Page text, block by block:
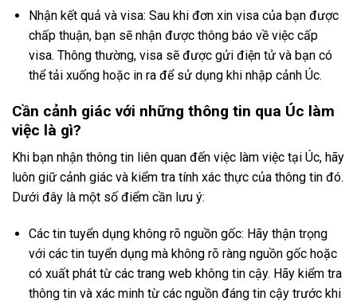
Nhận kết quả và visa: Sau khi đơn xin visa của bạn được
chấp thuận, bạn sẽ nhận được thông báo về việc cấp
visa. Thông thường, visa sẽ được gửi điện tử và bạn có
thể tải xuống hoặc in ra để sử dụng khi nhập cảnh Úc.
Cần cảnh giác với những thông tin qua Úc làm
việc là gì?
Khi bạn nhận thông tin liên quan đến việc làm việc tại Úc, hãy
luôn giữ cảnh giác và kiểm tra tính xác thực của thông tin đó.
Dưới đây là một số điểm cần lưu ý:
Các tin tuyển dụng không rõ nguồn gốc: Hãy thận trọng
với các tin tuyển dụng mà không rõ ràng nguồn gốc hoặc
có xuất phát từ các trang web không tin cậy. Hãy kiểm tra
thông tin và xác minh từ các nguồn đáng tin cậy trước khi